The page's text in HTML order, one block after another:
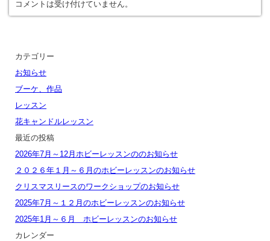
コメントは受け付けていません。
カテゴリー
お知らせ
ブーケ、作品
レッスン
花キャンドルレッスン
最近の投稿
2026年7月～12月ホビーレッスンののお知らせ
２０２６年１月～６月のホビーレッスンのお知らせ
クリスマスリースのワークショップのお知らせ
2025年7月～１２月のホビーレッスンのお知らせ
2025年1月～６月 ホビーレッスンのお知らせ
カレンダー